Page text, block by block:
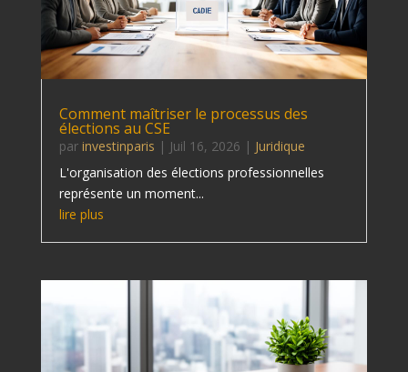
Comment maîtriser le processus des
élections au CSE
par investinparis | Juil 16, 2026 | Juridique
L'organisation des élections professionnelles
représente un moment...
lire plus